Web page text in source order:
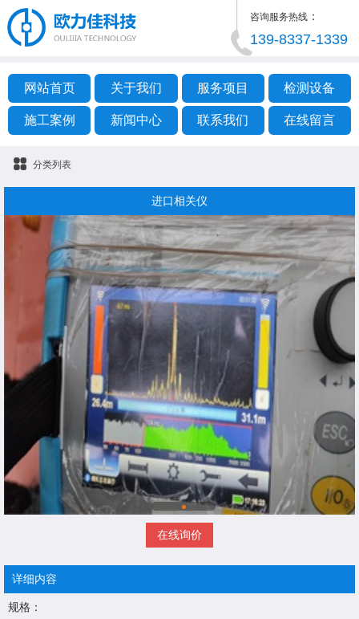
咨询服务热线 ：
139-8337-1339
网站首页 关于我们 服务项目 检测设备
施工案例 新闻中心 联系我们 在线留言
分类列表
进口相关仪
在线询价
详细内容
规格：